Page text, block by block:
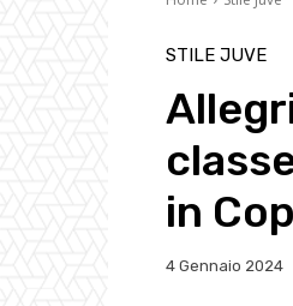
STILE JUVE
in
4 Gennaio 2024